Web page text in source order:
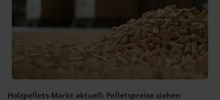
Holzpellets-Markt aktuell: Pelletspreise ziehen